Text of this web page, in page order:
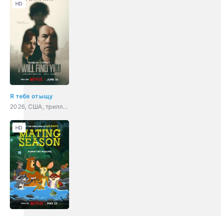
Я тебя отыщу
2026, США, триллер, драма, криминал, детектив
HD
HD